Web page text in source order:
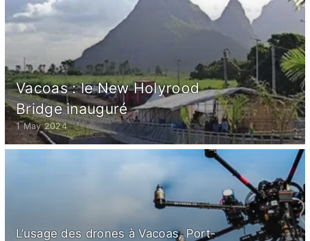
Vacoas : le New Holyrood
Bridge inauguré
1 May 2024
L’usage des drones à Vacoas, Port-